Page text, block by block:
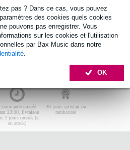
pas ? Dans ce cas, vous pouvez
des cookies quels cookies
pouvons pas enregistrer. Vous
sur les cookies et l'utilisation
par Bax Music dans notre
.
OK
passée
23:00, livraison
2 jours ouvrés (si
en stock)
30 jours satisfait ou
remboursé